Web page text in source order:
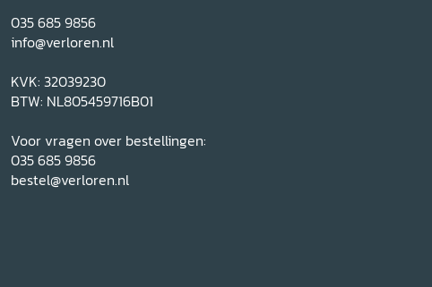
035 685 9856
info@verloren.nl
KVK: 32039230
BTW: NL805459716B01
Voor vragen over bestellingen:
035 685 9856
bestel@verloren.nl